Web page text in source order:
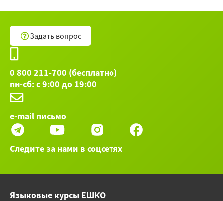
Задать вопрос
0 800 211-700 (бесплатно)
пн-сб: с 9:00 до 19:00
e-mail письмо
Следите за нами в соцсетях
Языковые курсы ЕШКО